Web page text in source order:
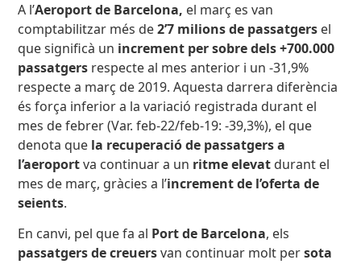
A l’Aeroport de Barcelona, el març es van
comptabilitzar més de2’7 milions de passatgers el
que significà un increment per sobre dels +700.000
passatgers respecte al mes anterior i un -31,9%
respecte a març de 2019. Aquesta darrera diferència
és força inferior a la variació registrada durant el
mes de febrer (Var. feb-22/feb-19: -39,3%), el que
denota que la recuperació de passatgers a
l’aeroportva continuar a un ritme elevat durant el
mes de març, gràcies a l’increment de l’oferta de
seients.
En canvi, pel que fa al Port de Barcelona, els
passatgers de creuersvan continuar molt persota